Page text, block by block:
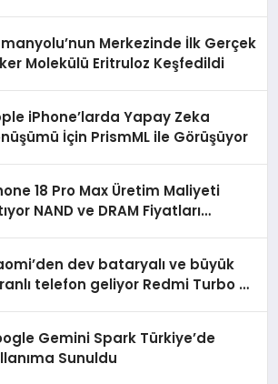
Merkezinde İlk Gerçek
Molekülü Eritruloz Keşfedildi
iPhone’larda Yapay Zeka
İçin PrismML ile Görüşüyor
18 Pro Max Üretim Maliyeti
NAND ve DRAM Fiyatları
dev bataryalı ve büyük
telefon geliyor Redmi Turbo 6
Gemini Spark Türkiye’de
Sunuldu